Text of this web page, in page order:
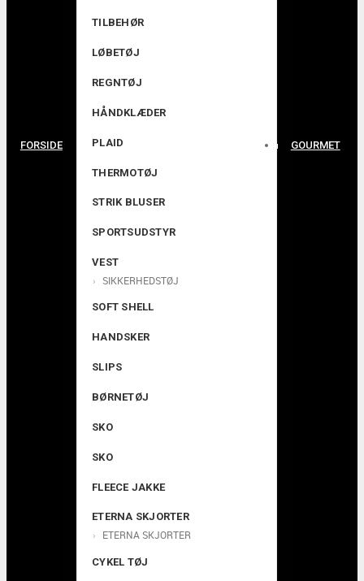
FORSIDE
TILBEHØR
LØBETØJ
REGNTØJ
HÅNDKLÆDER
PLAID
THERMOTØJ
STRIK BLUSER
SPORTSUDSTYR
VEST
SIKKERHEDSTØJ
SOFT SHELL
HANDSKER
SLIPS
BØRNETØJ
SKO
SKO
FLEECE JAKKE
ETERNA SKJORTER
ETERNA SKJORTER
CYKEL TØJ
GOURMET